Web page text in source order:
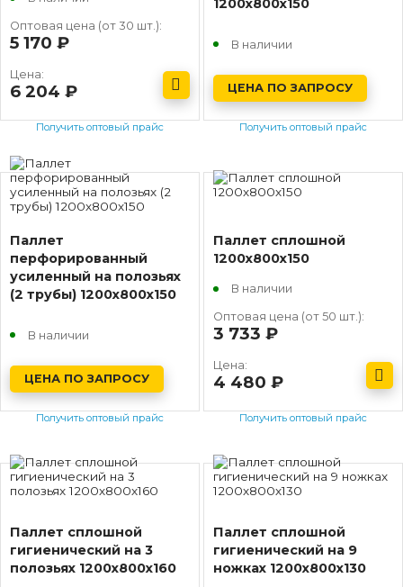
Оптовая цена (от 30 шт.):
5 170
Цена:
6 204
Получить оптовый прайс
1200х800х150
В наличии
ЦЕНА ПО ЗАПРОСУ
Получить оптовый прайс
Паллет
перфорированный
усиленный на полозьях
(2 трубы) 1200х800х150
В наличии
ЦЕНА ПО ЗАПРОСУ
Получить оптовый прайс
Паллет сплошной
1200х800х150
В наличии
Оптовая цена (от 50 шт.):
3 733
Цена:
4 480
Получить оптовый прайс
Паллет сплошной
гигиенический на 3
полозьях 1200х800х160
Паллет сплошной
гигиенический на 9
ножках 1200х800х130